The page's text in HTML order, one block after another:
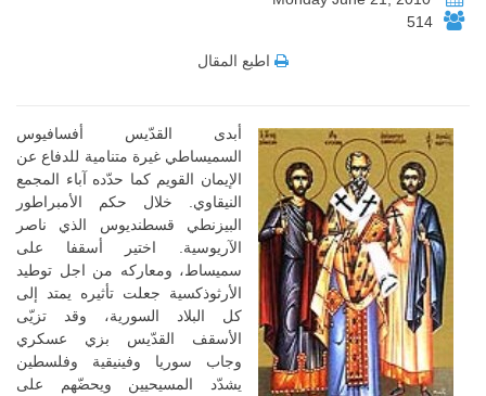
514
اطبع المقال
أبدى القدّيس أفسافيوس
السميساطي غيرة متنامية للدفاع عن
الإيمان القويم كما حدّده آباء المجمع
النيقاوي. خلال حكم الأمبراطور
البيزنطي قسطنديوس الذي ناصر
الآريوسية. اختير أسقفا على
سميساط، ومعاركه من اجل توطيد
الأرثوذكسية جعلت تأثيره يمتد إلى
كل البلاد السورية، وقد تزيّى
الأسقف القدّيس بزي عسكري
وجاب سوريا وفينيقية وفلسطين
يشدّد المسيحيين ويحضّهم على